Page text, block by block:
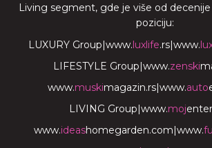
Living segment, gde je više od
poziciju:
LUXURY Group|www.luxlife.rs|www.
LIFESTYLE Group|www.zenski
www.muskimagazin.rs|www.auto
LIVING Group|www.moj
www.ideashomegarden.com|www.